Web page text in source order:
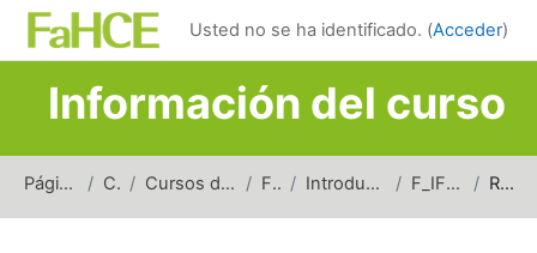
Salta al contenido principal
Usted no se ha identificado. (Acceder)
Información del curso
Página Principal Cursos Cursos de carreras de grado Filosofía Introducción a la Filosofía F_IF(EF)_cv_2020 Resumen